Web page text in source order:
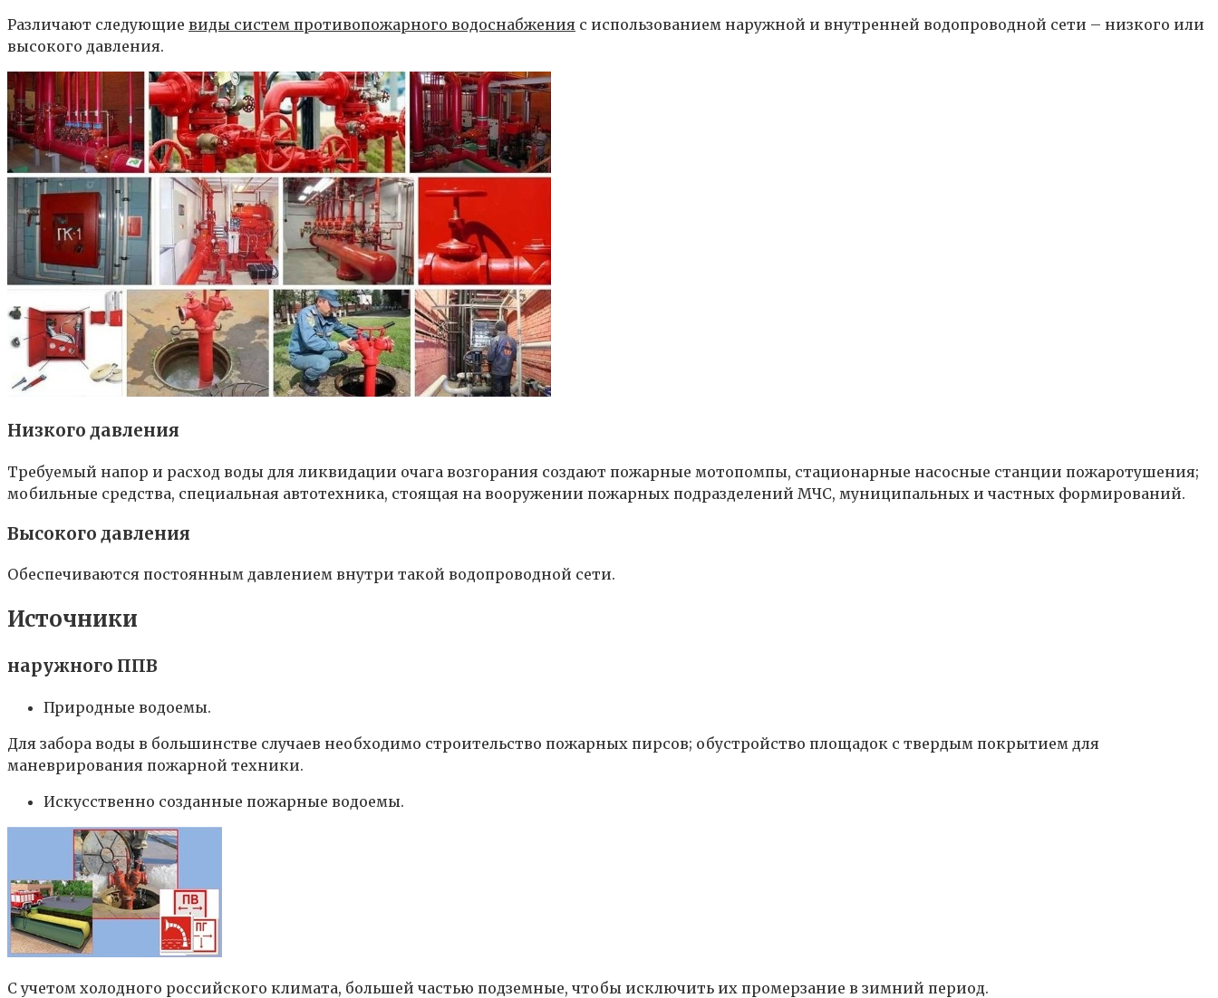
Различают следующие виды систем противопожарного водоснабжения с использованием наружной и внутренней водопроводной сети – низкого или
высокого давления.
Низкого давления
Требуемый напор и расход воды для ликвидации очага возгорания создают пожарные мотопомпы, стационарные насосные станции пожаротушения;
мобильные средства, специальная автотехника, стоящая на вооружении пожарных подразделений МЧС, муниципальных и частных формирований.
Высокого давления
Обеспечиваются постоянным давлением внутри такой водопроводной сети.
Источники
наружного ППВ
Природные водоемы.
Для забора воды в большинстве случаев необходимо строительство пожарных пирсов; обустройство площадок с твердым покрытием для
маневрирования пожарной техники.
Искусственно созданные пожарные водоемы.
С учетом холодного российского климата, большей частью подземные, чтобы исключить их промерзание в зимний период.